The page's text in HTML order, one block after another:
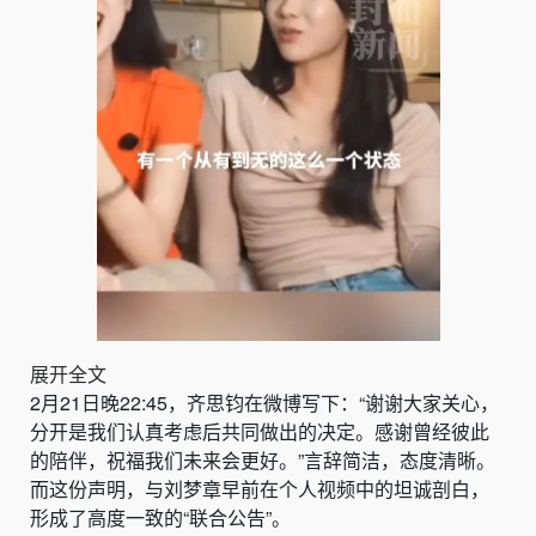
展开全文
2月21日晚22:45，齐思钧在微博写下：“谢谢大家关心，
分开是我们认真考虑后共同做出的决定。感谢曾经彼此
的陪伴，祝福我们未来会更好。”言辞简洁，态度清晰。
而这份声明，与刘梦章早前在个人视频中的坦诚剖白，
形成了高度一致的“联合公告”。